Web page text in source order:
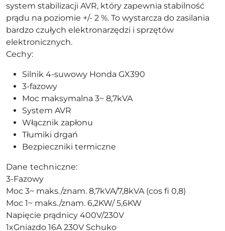
system stabilizacji AVR, który zapewnia stabilność
prądu na poziomie +/- 2 %. To wystarcza do zasilania
bardzo czułych elektronarzędzi i sprzętów
elektronicznych.
Cechy:
Silnik 4-suwowy Honda GX390
3-fazowy
Moc maksymalna 3~ 8,7kVA
System AVR
Włącznik zapłonu
Tłumiki drgań
Bezpieczniki termiczne
Dane techniczne:
3-Fazowy
Moc 3~ maks./znam. 8,7kVA/7,8kVA (cos fi 0,8)
Moc 1~ maks./znam. 6,2KW/ 5,6KW
Napięcie prądnicy 400V/230V
1xGniazdo 16A 230V Schuko